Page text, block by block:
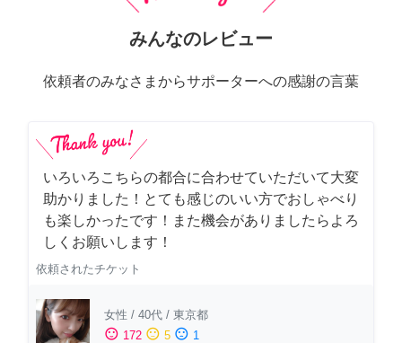
みんなのレビュー
依頼者のみなさまからサポーターへの感謝の言葉
いろいろこちらの都合に合わせていただいて大変
助かりました！とても感じのいい方でおしゃべり
も楽しかったです！また機会がありましたらよろ
しくお願いします！
依頼されたチケット
女性 / 40代 / 東京都
sentiment_satisfied 172 sentiment_neutral 5 sentiment_dissatisfied 1